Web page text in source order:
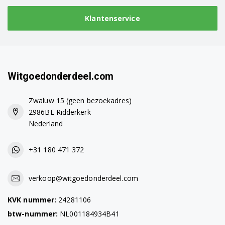
Klantenservice
Witgoedonderdeel.com
Zwaluw 15 (geen bezoekadres)
2986BE Ridderkerk
Nederland
+31 180 471 372
verkoop@witgoedonderdeel.com
KVK nummer: 24281106
btw-nummer: NL001184934B41